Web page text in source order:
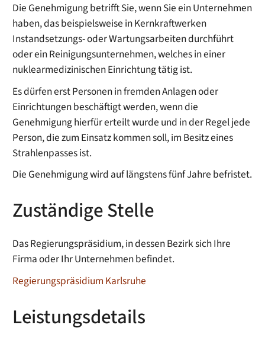
Die Genehmigung betrifft Sie, wenn Sie ein Unternehmen
haben, das beispielsweise in Kernkraftwerken
Instandsetzungs- oder Wartungsarbeiten durchführt
oder ein Reinigungsunternehmen, welches in einer
nuklearmedizinischen Einrichtung tätig ist.
Es dürfen erst Personen in fremden Anlagen oder
Einrichtungen beschäftigt werden, wenn die
Genehmigung hierfür erteilt wurde und in der Regel jede
Person, die zum Einsatz kommen soll, im Besitz eines
Strahlenpasses ist.
Die Genehmigung wird auf längstens fünf Jahre befristet.
Zuständige Stelle
Das Regierungspräsidium, in dessen Bezirk sich Ihre
Firma oder Ihr Unternehmen befindet.
Regierungspräsidium Karlsruhe
Leistungsdetails